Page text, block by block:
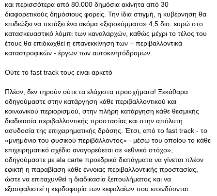
και περισσότερα από 80.000 δημόσια ακίνητα από 30
διαφορετικούς δημόσιους φορείς. Την ίδια στιγμή, η κυβέρνηση θα
επιδιώξει να πετάξει ένα ακόμα «ξεροκόμματο» 4,5 δισ. ευρώ στο
κατασκευαστικό λόμπι των καναλαρχών, καθώς μέχρι το τέλος του
έτους θα επιδιωχθεί η επανεκκίνηση των – περιβαλλοντικά
καταστροφικών - έργων των αυτοκινητόδρομων.
Ούτε το fast track τους ειναι αρκετό
Πλέον, δεν τηρούν ούτε τα ελάχιστα προσχήματα! Ξεκάθαρα
οδηγούμαστε στην κατάργηση κάθε περιβαλλοντικού και
κοινωνικού περιορισμού, στην πλήρη κατάργηση κάθε θεσμικής
διαδικασία περιβαλλοντικής προστασίας και στην απόλυτη
ασυδοσία της επιχειρηματικής δράσης. Έτσι, από το fast track - το
«μνημόνιο του φυσικού περιβάλλοντος» - μέσω του οποίου το κάθε
επιχειρηματικό σχέδιο αναγορεύεται σε «εθνικό στόχο»,
οδηγούμαστε με ala carte προεδρικά διατάγματα να γίνεται πλέον
εφικτή η παραβίαση κάθε έννοιας περιβαλλοντικής προστασίας,
ώστε να επιταχυνθεί η διαδικασία ξεπουλήματος και να
εξασφαλιστεί η κερδοφορία των κεφαλαίων που επενδύονται.